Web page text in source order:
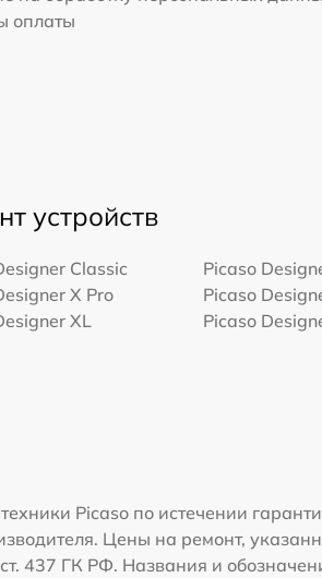
оплаты
устройств
Classic Picaso
X Pro
Picaso
XL
Picaso
Picaso по истечении
Цены на ремонт,
437 ГК РФ. Названия и